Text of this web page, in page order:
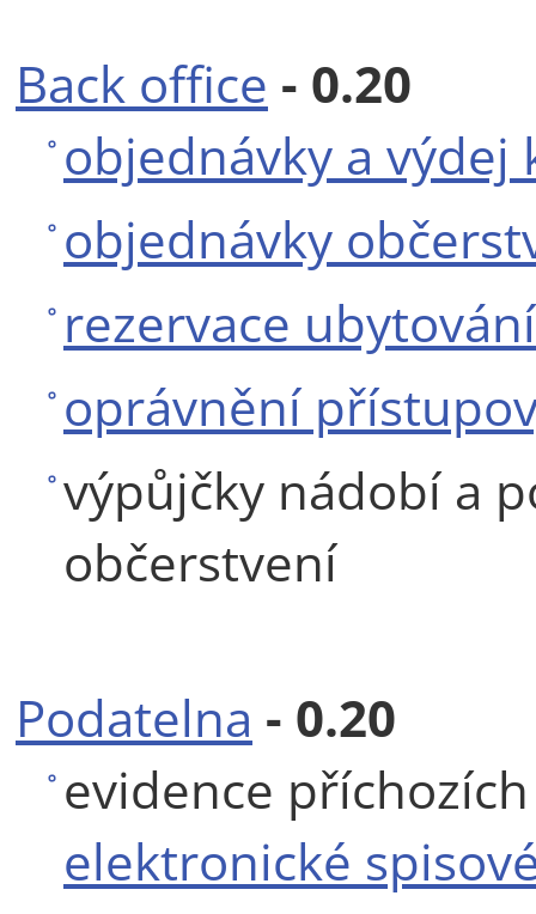
Back office - 0.20
objednávky a
objednávky
rezervace
oprávnění
výpůjčky nádobí a
občerstvení
Podatelna - 0.20
evidence
elektronické